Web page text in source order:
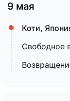
9 мая
Коти,
Свободное